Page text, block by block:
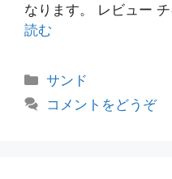
なります。 レビュー
読む
カ
サンド
コメントをどうぞ